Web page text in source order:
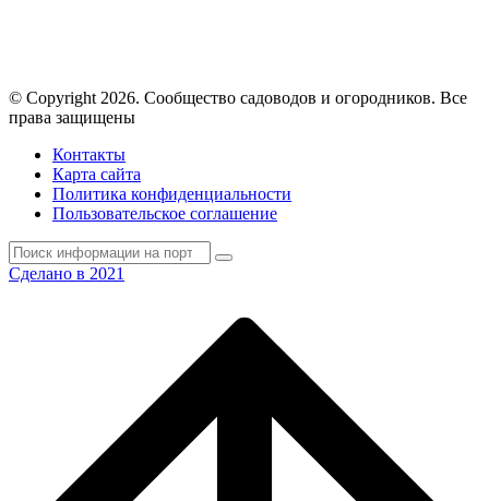
© Copyright 2026. Cообщество садоводов и огородников. Все
права защищены
Контакты
Карта сайта
Политика конфиденциальности
Пользовательское соглашение
Сделано в 2021